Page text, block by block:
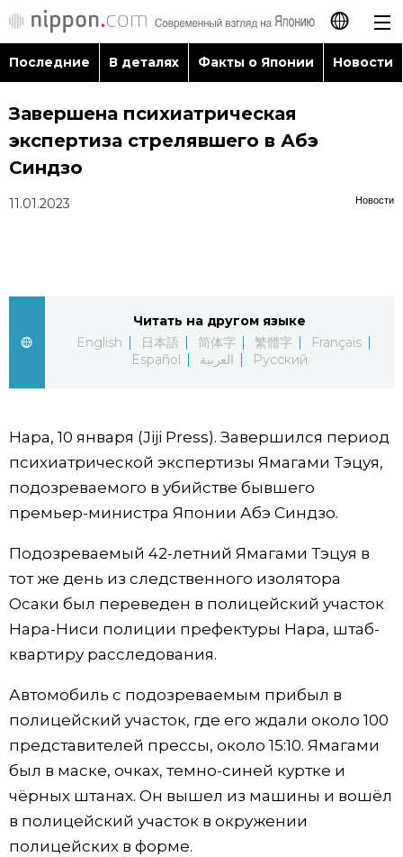
日本語
English
العربية
Последние
Фото/Видео
Разделы
Блог
Политика
Экономика
Культура
Жизнь
Японский язык
Японский калейдоскоп
official SNS
Последние В деталях Факты о Японии Новости
Завершена психиатрическая
экспертиза стрелявшего в Абэ
Синдзо
Новости
11.01.2023
Читать на другом языке
English
日本語 简体字 繁體字
Français
Español
العربية Русский
Нара, 10 января (Jiji Press). Завершился период
психиатрической экспертизы Ямагами Тэцуя,
подозреваемого в убийстве бывшего
премьер-министра Японии Абэ Синдзо.
Подозреваемый 42-летний Ямагами Тэцуя в
тот же день из следственного изолятора
Осаки был переведен в полицейский участок
Нара-Ниси полиции префектуры Нара, штаб-
квартиру расследования.
Автомобиль с подозреваемым прибыл в
полицейский участок, где его ждали около 100
представителей прессы, около 15:10. Ямагами
был в маске, очках, темно-синей куртке и
чёрных штанах. Он вышел из машины и вошёл
в полицейский участок в окружении
полицейских в форме.